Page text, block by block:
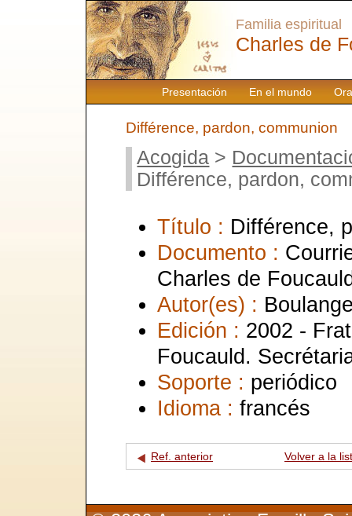
Presentación En el mundo
Familia espiritual
Charles de
Différence, pardon, communion
Acogida >
Différence, pardon,
Título : Différence,
Documento :
Charles de
Autor(es) :
Edición : 2002 -
Foucauld.
Soporte : periódico
Idioma : francés
Ref. anterior Volver a la